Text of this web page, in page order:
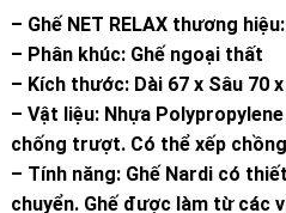
– Ghế NET RELAX thương
– Phân khúc: Ghế ngoại thất
– Kích thước: Dài 67 x Sâu 70
– Vật liệu: Nhựa
chống trượt. Có thể xếp
– Tính năng: Ghế Nardi có
chuyển. Ghế được làm từ các